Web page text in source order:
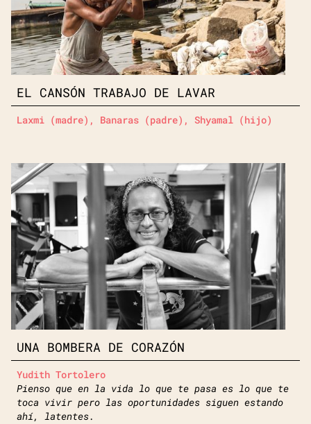
EL CANSÓN TRABAJO DE LAVAR
Laxmi (madre), Banaras (padre), Shyamal (hijo)
UNA BOMBERA DE CORAZÓN
Yudith Tortolero
Pienso que en la vida lo que te pasa es lo que te
toca vivir pero las oportunidades siguen estando
ahí, latentes.